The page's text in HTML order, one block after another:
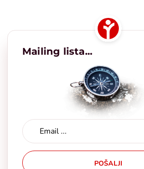
Mailing lista...
POŠALJI